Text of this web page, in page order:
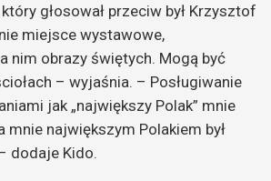
głosował przeciw był Krzysztof
miejsce wystawowe,
nim obrazy świętych. Mogą być
– wyjaśnia. – Posługiwanie
jak „największy Polak” mnie
mnie największym Polakiem był
dodaje Kido.